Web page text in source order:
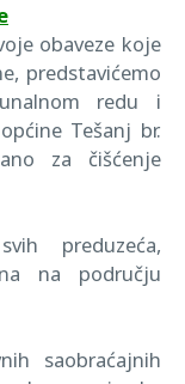
obaveze koje
predstavićemo
redu i
Tešanj br.
za čišćenje
preduzeća,
na području
saobraćajnih